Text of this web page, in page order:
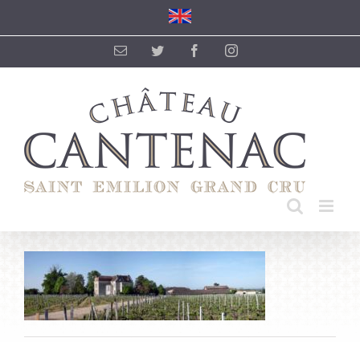
Email Twitter FacebookInstagram